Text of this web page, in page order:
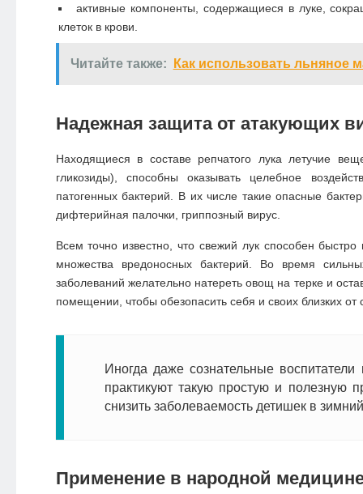
активные компоненты, содержащиеся в луке,
клеток в крови.
Читайте также: Как использовать льняное
Надежная защита от атакующих
Находящиеся в составе репчатого лука летучие
гликозиды), способны оказывать целебное
патогенных бактерий. В их числе такие опасные
дифтерийная палочки, гриппозный вирус.
Всем точно известно, что свежий лук способен быстро
множества вредоносных бактерий. Во время
заболеваний желательно натереть овощ на терке и
помещении, чтобы обезопасить себя и своих близких от
Иногда даже сознательные воспитатели
практикуют такую простую и полезную
снизить заболеваемость детишек в
Применение в народной